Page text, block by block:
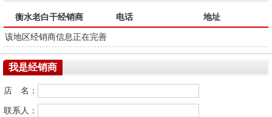
衡水老白干经销商 电话 地址
该地区经销商信息正在完善
我是经销商
店 名：
联系人：